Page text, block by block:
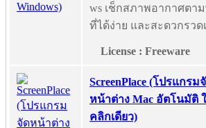
ws เช็กสภาพอากาศตา
ที่ได้ง่าย และสะดวกรวด
License : Freeware
ScreenPlace (โปรแกรม
หน้าต่าง Mac อัตโนมัติ
คลิกเดียว)